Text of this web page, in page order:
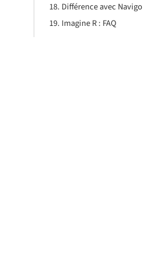
Différence avec Navigo
Imagine R : FAQ